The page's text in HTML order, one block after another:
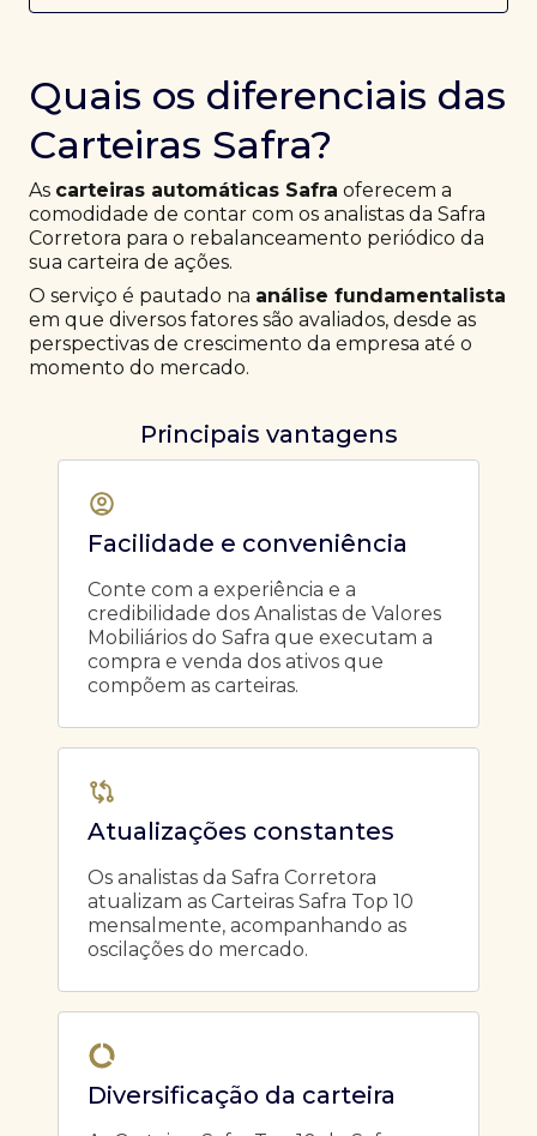
Quais os diferenciais das
Carteiras Safra?
As carteiras automáticas Safra oferecem a
comodidade de contar com os analistas da Safra
Corretora para o rebalanceamento periódico da
sua carteira de ações.
O serviço é pautado na análise fundamentalista
em que diversos fatores são avaliados, desde as
perspectivas de crescimento da empresa até o
momento do mercado.
Principais vantagens
Facilidade e conveniência
Conte com a experiência e a
credibilidade dos Analistas de Valores
Mobiliários do Safra que executam a
compra e venda dos ativos que
compõem as carteiras.
Atualizações constantes
Os analistas da Safra Corretora
atualizam as Carteiras Safra Top 10
mensalmente, acompanhando as
oscilações do mercado.
Diversificação da carteira